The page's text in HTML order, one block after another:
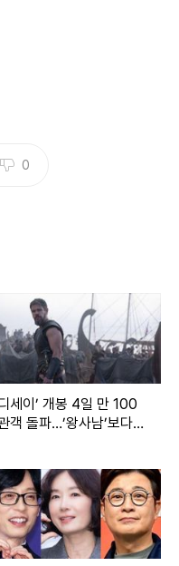
인우에게 키스하려 다
인우)의 모습이 그려졌다.
지강희와 천연수. 그때
문을 두드렸고, 천연수는
0
세이’ 개봉 4일 만 100
객 돌파…’왕사남’보다